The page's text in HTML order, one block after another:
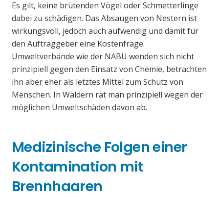
Es gilt, keine brütenden Vögel oder Schmetterlinge
dabei zu schädigen. Das Absaugen von Nestern ist
wirkungsvoll, jedoch auch aufwendig und damit für
den Auftraggeber eine Kostenfrage.
Umweltverbände wie der NABU wenden sich nicht
prinzipiell gegen den Einsatz von Chemie, betrachten
ihn aber eher als letztes Mittel zum Schutz von
Menschen. In Wäldern rät man prinzipiell wegen der
möglichen Umweltschäden davon ab.
Medizinische Folgen einer
Kontamination mit
Brennhaaren